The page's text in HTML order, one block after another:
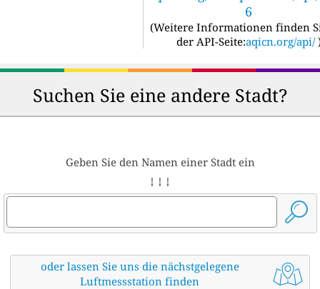
6
(Weitere Informationen finden
der API-Seite:aqicn.org/api/
Suchen Sie eine andere Stadt?
Geben Sie den Namen einer Stadt ein
↓ ↓ ↓
oder lassen Sie uns die nächstgelegene
Luftmessstation finden